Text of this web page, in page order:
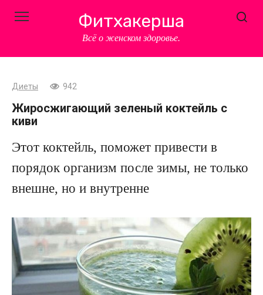
Фитхакерша
Всё о женском здоровье.
Диеты 942
Жиросжигающий зеленый коктейль с
киви
Этот коктейль, поможет привести в
порядок организм после зимы, не только
внешне, но и внутренне